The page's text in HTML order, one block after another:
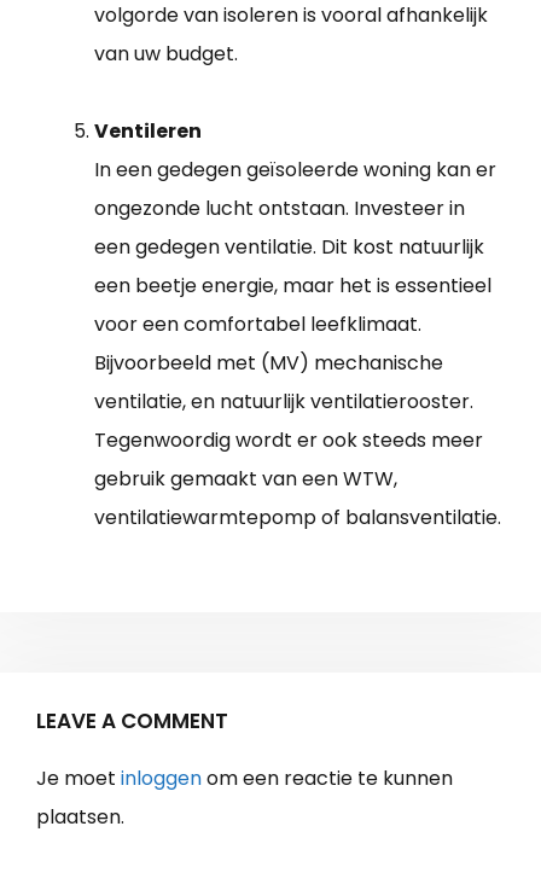
volgorde van isoleren is vooral afhankelijk
van uw budget.
Ventileren
In een gedegen geïsoleerde woning kan er
ongezonde lucht ontstaan. Investeer in
een gedegen ventilatie. Dit kost natuurlijk
een beetje energie, maar het is essentieel
voor een comfortabel leefklimaat.
Bijvoorbeeld met (MV) mechanische
ventilatie, en natuurlijk ventilatierooster.
Tegenwoordig wordt er ook steeds meer
gebruik gemaakt van een WTW,
ventilatiewarmtepomp of balansventilatie.
LEAVE A COMMENT
Je moet inloggenom een reactie te kunnen
plaatsen.